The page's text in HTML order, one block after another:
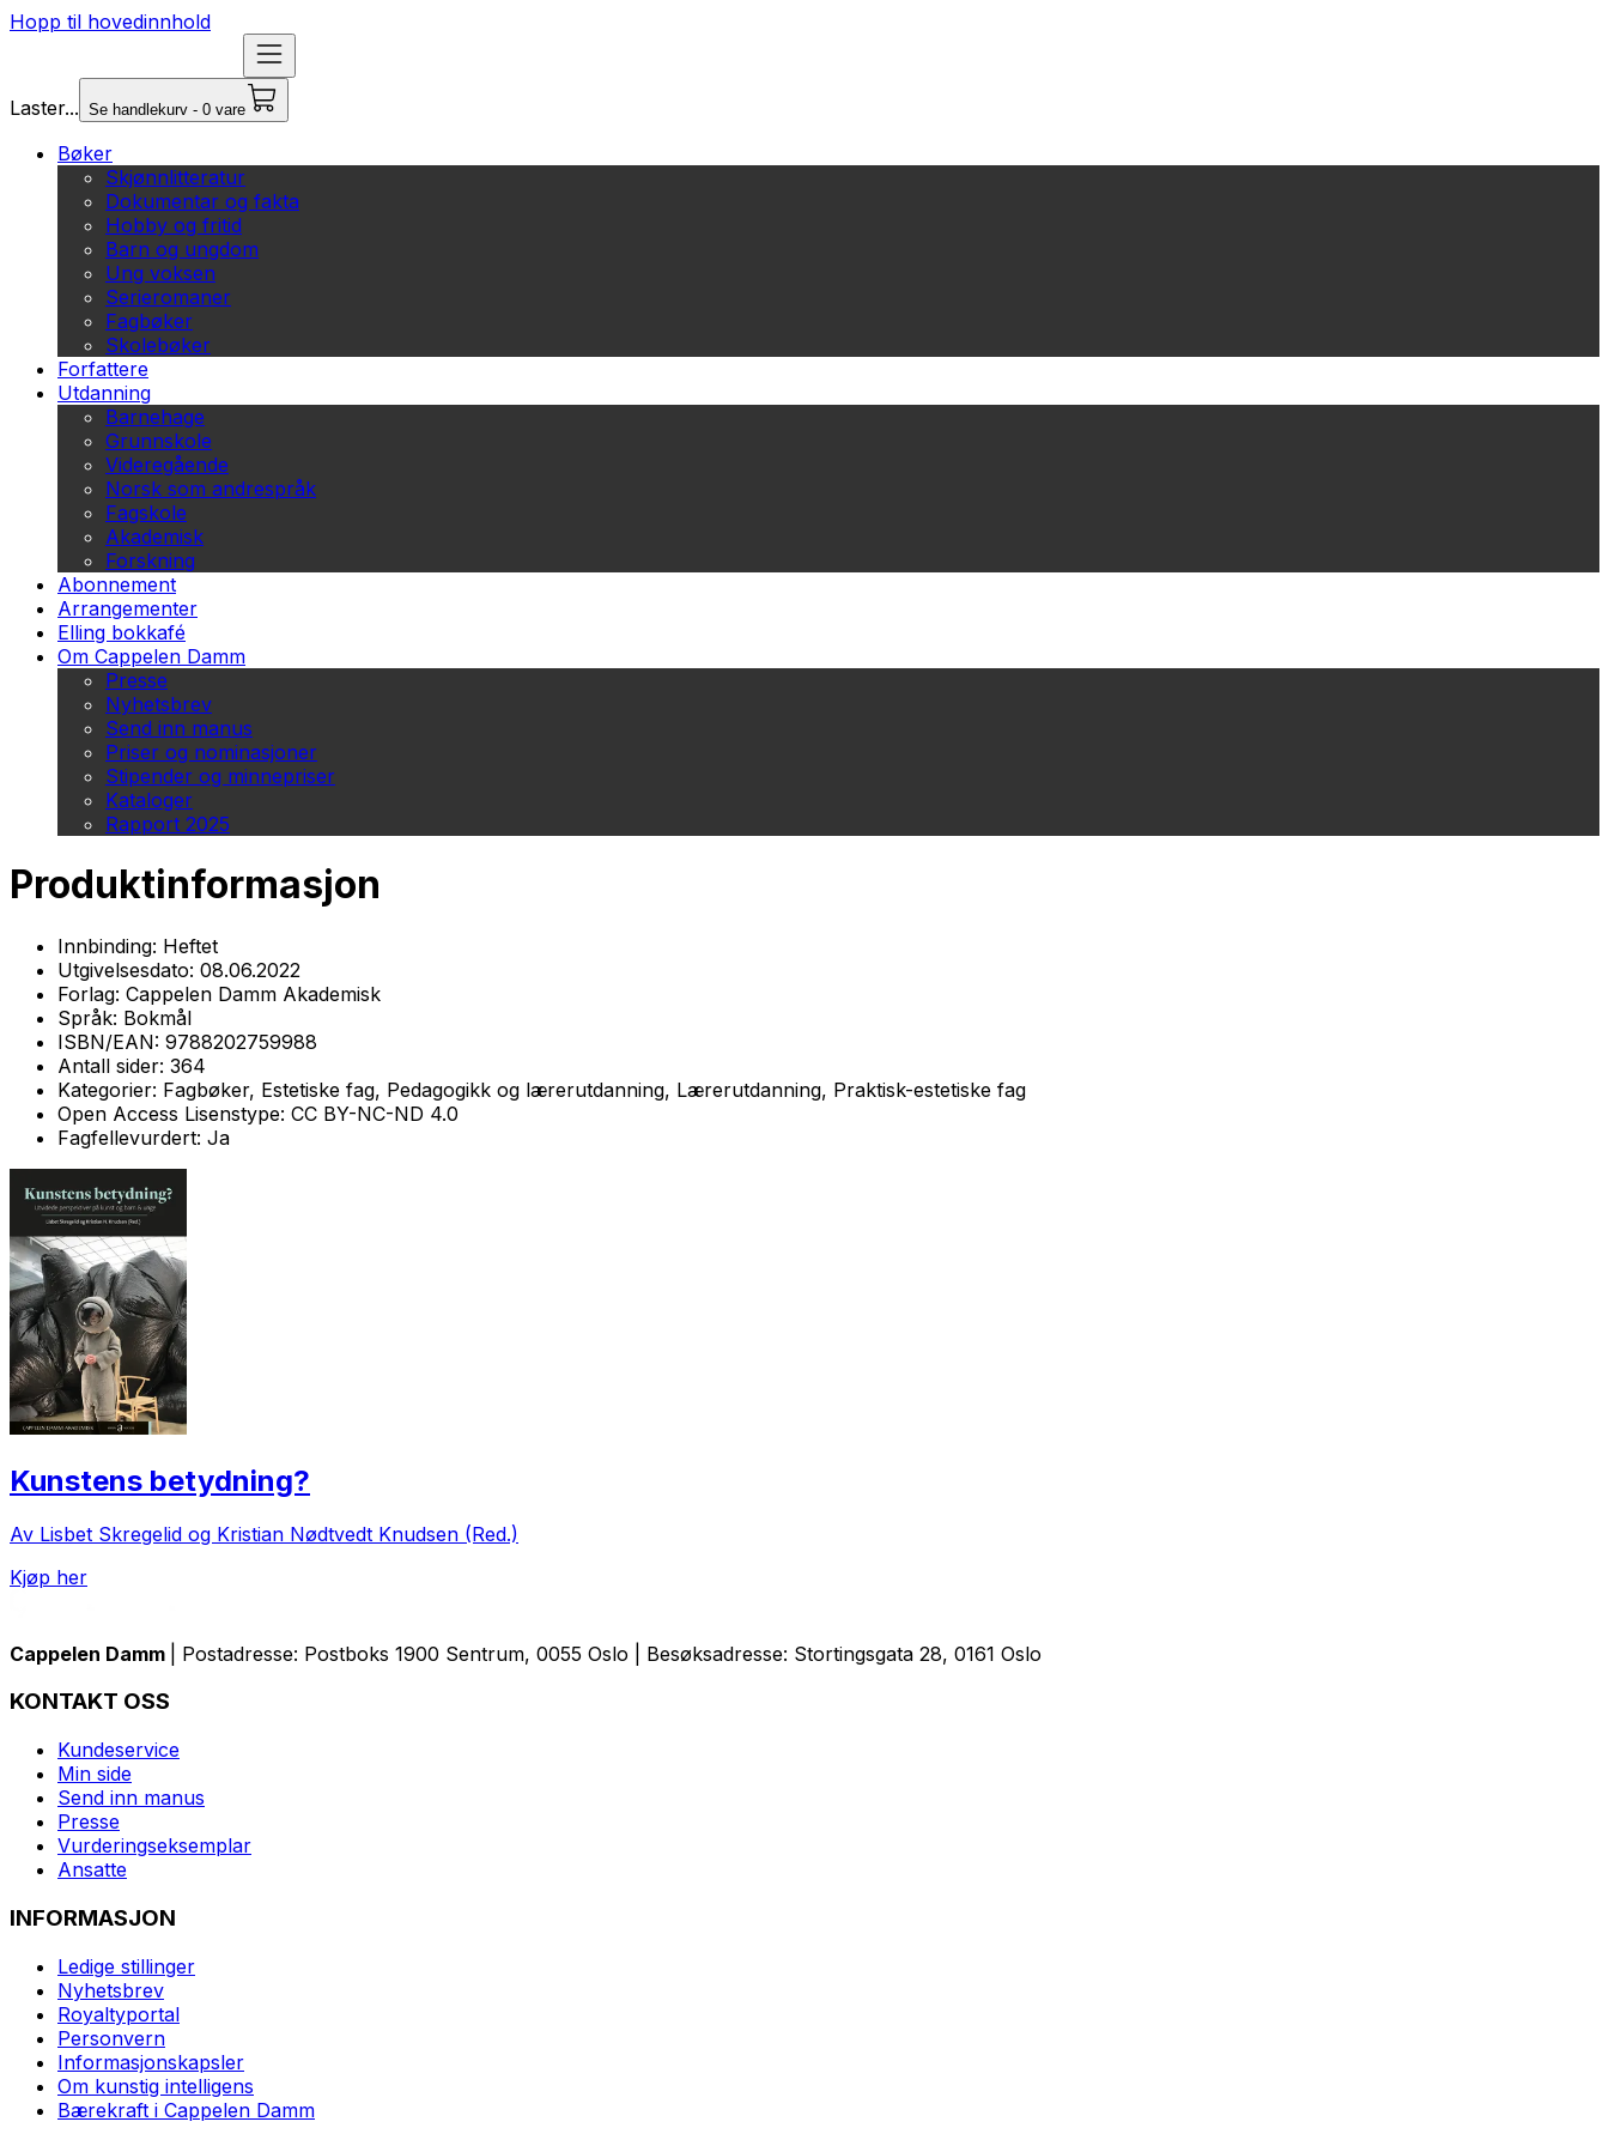
Hopp til hovedinnhold
Laster... Se handlekurv - 0 vare
Bøker
Skjønnlitteratur
Dokumentar og fakta
Hobby og fritid
Barn og ungdom
Ung voksen
Serieromaner
Fagbøker
Skolebøker
Forfattere
Utdanning
Barnehage
Grunnskole
Videregående
Norsk som andrespråk
Fagskole
Akademisk
Forskning
Abonnement
Arrangementer
Elling bokkafé
Om Cappelen Damm
Presse
Nyhetsbrev
Send inn manus
Priser og nominasjoner
Stipender og minnepriser
Kataloger
Rapport 2025
Produktinformasjon
Innbinding: Heftet
Utgivelsesdato: 08.06.2022
Forlag: Cappelen Damm Akademisk
Språk: Bokmål
ISBN/EAN: 9788202759988
Antall sider: 364
Kategorier: Fagbøker, Estetiske fag, Pedagogikk og lærerutdanning, Lærerutdanning, Praktisk-estetiske fag
Open Access Lisenstype: CC BY-NC-ND 4.0
Fagfellevurdert: Ja
Kunstens betydning?
Av Lisbet Skregelid og Kristian Nødtvedt Knudsen (Red.)
Kjøp her
Cappelen Damm | Postadresse: Postboks 1900 Sentrum, 0055 Oslo | Besøksadresse: Stortingsgata 28, 0161 Oslo
KONTAKT OSS
Kundeservice
Min side
Send inn manus
Presse
Vurderingseksemplar
Ansatte
INFORMASJON
Ledige stillinger
Nyhetsbrev
Royaltyportal
Personvern
Informasjonskapsler
Om kunstig intelligens
Bærekraft i Cappelen Damm